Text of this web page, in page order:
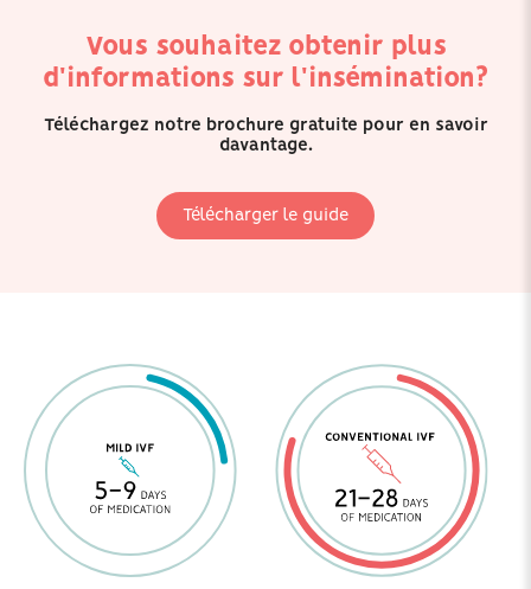
Vous souhaitez obtenir plus
d'informations sur l'insémination?
Téléchargez notre brochure gratuite pour en savoir
davantage.
Télécharger le guide